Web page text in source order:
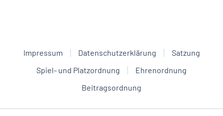
Impressum Datenschutzerklärung
Satzung
Spiel- und Platzordnung
Ehrenordnung
Beitragsordnung